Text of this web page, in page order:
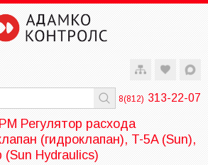
8(812) 313-22-07
Регулятор расхода
(гидроклапан), T-5A (Sun),
Hydraulics)